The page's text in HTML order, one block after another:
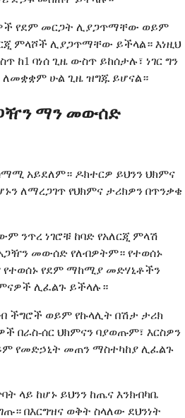
የደም መርጋት ሊያጋጥማቸው ወይም
ምላሾች ሊያጋጥማቸው ይችላል። እነዚህ
ከ1 ባነሰ ጊዜ ውስጥ ይከሰታሉ፣ ነገር ግን
ለመቋቋም ሁል ጊዜ ዝግጁ ይሆናል።
ማን መውሰድ
አይደለም። ዶክተርዎ ይህንን ህክምና
ለማረጋገጥ የህክምና ታሪክዎን በጥንቃቄ
ንጥረ ነገሮቹ ከባድ የአለርጂ ምላሽ
መውሰድ የለብዎትም። የተወሰኑ
የደም ማከሚያ መድሃኒቶችን
ሊፈልጉ ይችላሉ።
ችግሮች ወይም የኩላሊት በሽታ ታሪክ
በራስ-ሰር ህክምናን ባያወጡም፣ እርስዎን
የመድኃኒት መጠን ማስተካከያ ሊፈልጉ
ላይ ከሆኑ ይህንን ከጤና እንክብካቤ
በእርግዝና ወቅት ስላለው ደህንነት